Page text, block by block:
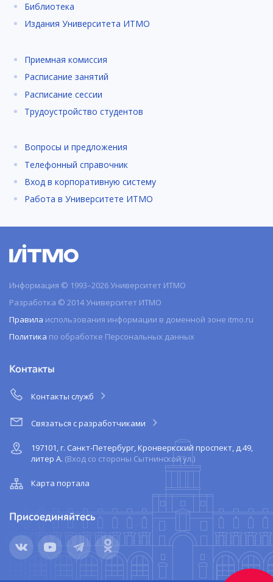
Библиотека
Издания Университета ИТМО
Приемная комиссия
Расписание занятий
Расписание сессии
Трудоустройство студентов
Вопросы и предложения
Телефонный справочник
Вход в корпоративную систему
Работа в Университете ИТМО
Информация © 1993–2026 Университет ИТМО
Разработка © 2014 Университет ИТМО
Правила использования информации в доменной зоне itmo.ru
Политика по обработке Персональных данных
Контакты
Контакты служб
Связаться с разработчиками
197101, г. Санкт-Петербург, Кронверкский проспект, д.49,
литер А. (Вход со стороны Сытнинской ул.)
Карта портала
Присоединяйтесь